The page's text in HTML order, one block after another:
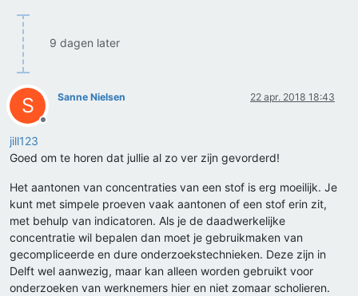
9 dagen later
S
Offline
Sanne Nielsen 22 apr. 2018 18:43
jill123
Goed om te horen dat jullie al zo ver zijn gevorderd!
Het aantonen van concentraties van een stof is erg moeilijk. Je
kunt met simpele proeven vaak aantonen of een stof erin zit,
met behulp van indicatoren. Als je de daadwerkelijke
concentratie wil bepalen dan moet je gebruikmaken van
gecompliceerde en dure onderzoekstechnieken. Deze zijn in
Delft wel aanwezig, maar kan alleen worden gebruikt voor
onderzoeken van werknemers hier en niet zomaar scholieren.